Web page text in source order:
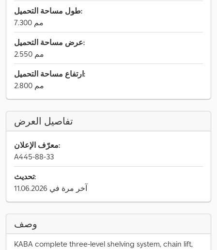
طول مساحة التحميل:
7.300 مم
عرض مساحة التحميل:
2.550 مم
ارتفاع مساحة التحميل:
2.800 مم
تفاصيل العرض
معرّف الإعلان:
A445-88-33
تحديث:
آخر مرة في 11.06.2026
وصف
KABA complete three-level shelving system, chain lift,